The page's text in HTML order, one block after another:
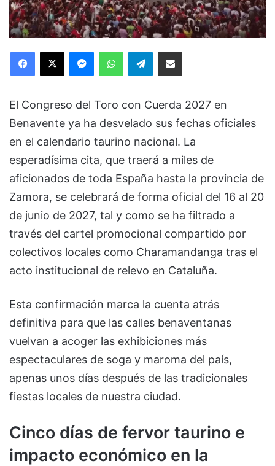
Facebook
X MessengerWhatsAppTelegramCompartir via Email
El Congreso del Toro con Cuerda 2027 en
Benavente ya ha desvelado sus fechas oficiales
en el calendario taurino nacional. La
esperadísima cita, que traerá a miles de
aficionados de toda España hasta la provincia de
Zamora, se celebrará de forma oficial del 16 al 20
de junio de 2027, tal y como se ha filtrado a
través del cartel promocional compartido por
colectivos locales como Charamandanga tras el
acto institucional de relevo en Cataluña.
Esta confirmación marca la cuenta atrás
definitiva para que las calles benaventanas
vuelvan a acoger las exhibiciones más
espectaculares de soga y maroma del país,
apenas unos días después de las tradicionales
fiestas locales de nuestra ciudad.
Cinco días de fervor taurino e
impacto económico en la